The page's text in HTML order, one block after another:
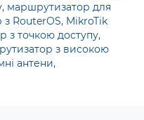
, маршрутизатор для
RouterOS, MikroTik
з точкою доступу,
з високою
антени,